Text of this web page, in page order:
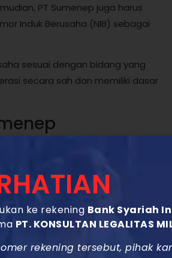
PT Sumenep juga harus
Induk Berusaha (NIB) sebagai
sesuai dengan bidang yang
secara sah dan memiliki dasar
berbagai keuntungan dan
bagi pemiliknya. Selain itu, PT
di pasar.
mudah, sehingga dapat
Sumenep juga memberikan
dengan lebih aman.
ke rekening Bank Syariah
PT. KONSULTAN LEGALITAS
rekening tersebut, pihak